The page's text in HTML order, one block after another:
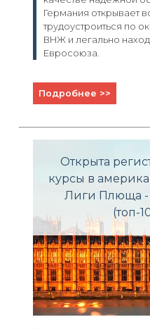
Германия открывает
трудоустроиться по
ВНЖ и легально
Евросоюза.
Подробнее >>
Открыта
курсы в
Лиги Плюща -
(топ-